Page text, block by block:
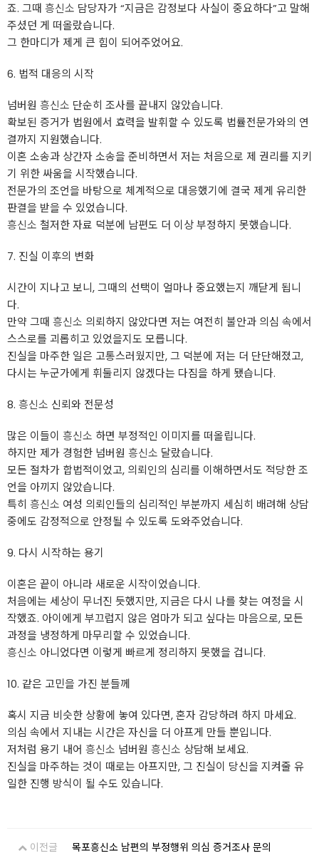
죠. 그때 흥신소 담당자가 “지금은 감정보다 사실이 중요하다”고 말해
주셨던 게 떠올랐습니다.
그 한마디가 제게 큰 힘이 되어주었어요.
6. 법적 대응의 시작
넘버원 흥신소 단순히 조사를 끝내지 않았습니다.
확보된 증거가 법원에서 효력을 발휘할 수 있도록 법률전문가와의 연
결까지 지원했습니다.
이혼 소송과 상간자 소송을 준비하면서 저는 처음으로 제 권리를 지키
기 위한 싸움을 시작했습니다.
전문가의 조언을 바탕으로 체계적으로 대응했기에 결국 제게 유리한
판결을 받을 수 있었습니다.
흥신소 철저한 자료 덕분에 남편도 더 이상 부정하지 못했습니다.
7. 진실 이후의 변화
시간이 지나고 보니, 그때의 선택이 얼마나 중요했는지 깨닫게 됩니
다.
만약 그때 흥신소 의뢰하지 않았다면 저는 여전히 불안과 의심 속에서
스스로를 괴롭히고 있었을지도 모릅니다.
진실을 마주한 일은 고통스러웠지만, 그 덕분에 저는 더 단단해졌고,
다시는 누군가에게 휘둘리지 않겠다는 다짐을 하게 됐습니다.
8. 흥신소 신뢰와 전문성
많은 이들이 흥신소 하면 부정적인 이미지를 떠올립니다.
하지만 제가 경험한 넘버원 흥신소 달랐습니다.
모든 절차가 합법적이었고, 의뢰인의 심리를 이해하면서도 적당한 조
언을 아끼지 않았습니다.
특히 흥신소 여성 의뢰인들의 심리적인 부분까지 세심히 배려해 상담
중에도 감정적으로 안정될 수 있도록 도와주었습니다.
9. 다시 시작하는 용기
이혼은 끝이 아니라 새로운 시작이었습니다.
처음에는 세상이 무너진 듯했지만, 지금은 다시 나를 찾는 여정을 시
작했죠. 아이에게 부끄럽지 않은 엄마가 되고 싶다는 마음으로, 모든
과정을 냉정하게 마무리할 수 있었습니다.
흥신소 아니었다면 이렇게 빠르게 정리하지 못했을 겁니다.
10. 같은 고민을 가진 분들께
혹시 지금 비슷한 상황에 놓여 있다면, 혼자 감당하려 하지 마세요.
의심 속에서 지내는 시간은 자신을 더 아프게 만들 뿐입니다.
저처럼 용기 내어 흥신소 넘버원 흥신소 상담해 보세요.
진실을 마주하는 것이 때로는 아프지만, 그 진실이 당신을 지켜줄 유
일한 진행 방식이 될 수도 있습니다.
이전글 목포흥신소 남편의 부정행위 의심 증거조사 문의